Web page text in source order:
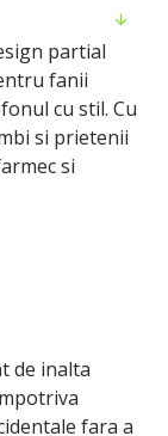
partial
fanii
cu stil. Cu
si prietenii
si
de inalta
fara a